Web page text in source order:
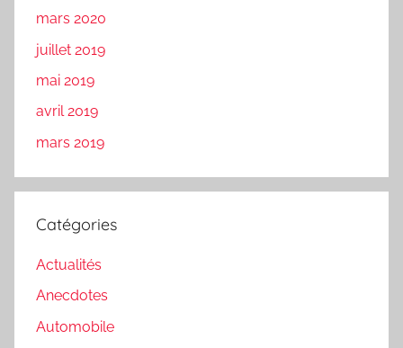
mars 2020
juillet 2019
mai 2019
avril 2019
mars 2019
Catégories
Actualités
Anecdotes
Automobile